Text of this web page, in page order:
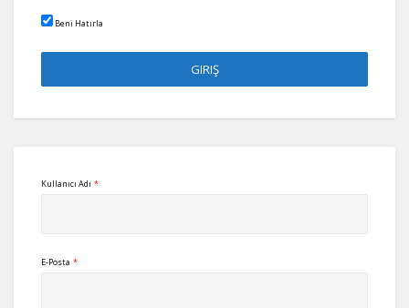
Beni Hatırla
Kullanıcı Adı *
E-Posta *